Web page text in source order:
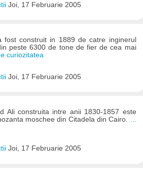
Joi, 17 Februarie 2005
fost construit in 1889 de catre inginerul
peste 6300 de tone de fier de cea mai
curiozitatea
Joi, 17 Februarie 2005
Ali construita intre anii 1830-1857 este
moschee din Citadela din Cairo. ...
Joi, 17 Februarie 2005